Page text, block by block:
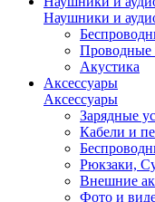
Наушники и
Проводные
Акустика
Аксессуары
Аксессуары
Зарядные
Кабели и
Рюкзаки,
Внешние
Фото и